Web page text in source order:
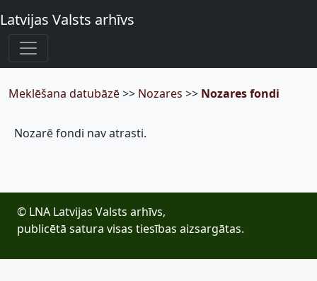
Latvijas Valsts arhīvs
Meklēšana datubāzē>> Nozares >> Nozares fondi
Nozarē fondi nav atrasti.
© LNA Latvijas Valsts arhīvs,
publicētā satura visas tiesības aizsargātas.